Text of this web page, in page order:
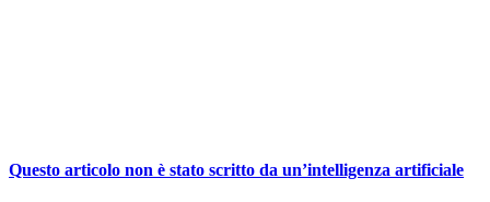
Questo articolo non è stato scritto da un’intelligenza artificiale